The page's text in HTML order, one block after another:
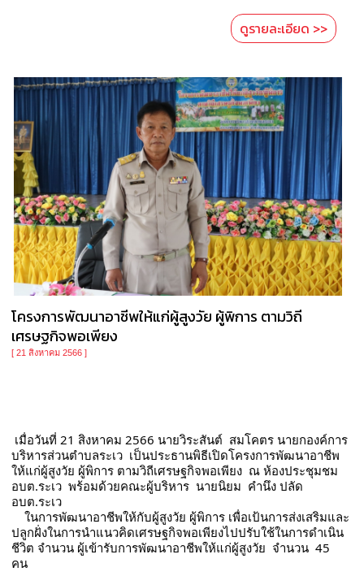
ทุจริต
การ
ดำเนิน
การ
เพื่อ
ป้องกัน
การ
ทุจริต
มาตรการ
ภายใน
ป้องกัน
การ
การ
ส่ง
ท้อง
ถิ่น
ของ
เรา
ข้อมูล
การ
ติดต่อ
ดูรายละเอียด >>
โครงการพัฒนาอาชีพให้แก่ผู้สูงวัย ผู้พิการ ตามวิถี
เศรษฐกิจพอเพียง
[ 21 สิงหาคม 2566 ]
บริหารส่วนตำบลระเว  เป็นประธานพิธีเปิดโครงการพัฒนาอาชีพ
ให้แก่ผู้สูงวัย ผู้พิการ ตามวิถีเศรษฐกิจพอเพียง  ณ ห้องประชุมชม
อบต.ระเว  พร้อมด้วยคณะผู้บริหาร  นายนิยม  คำนึง ปลัด
อบต.ระเว
    ในการพัฒนาอาชีพให้กับผู้สูงวัย ผู้พิการ เพื่อเป้นการส่งเสริมและ
ปลูกฝั่งในการนำแนวคิดเศรษฐกิจพอเพียงไปปรับใช้ในการดำเนิน
ชีวิต จำนวน ผู้เข้ารับการพัฒนาอาชีพให้แก่ผู้สูงวัย  จำนวน  45
คน